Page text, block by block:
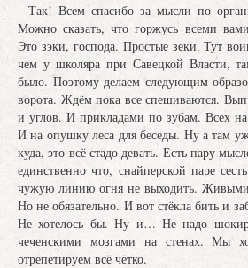
- Так! Всем спасибо за мысли по
Можно сказать, что горжусь всеми
Это зэки, господа. Простые зеки. Тут
чем у школяра при Савецкой Власти,
было. Поэтому делаем следующим
ворота. Ждём пока все спешиваются.
и углов. И прикладами по зубам. Всех
И на опушку леса для беседы. Ну а там
куда, это всё стадо девать. Есть пару
единственно что, снайперской паре
чужую линию огня не выходить.
Но не обязательно. И вот стёкла бить и
Не хотелось бы. Ну и… Не надо
чеченскими мозгами на стенах. Мы
отрепетируем всё чётко.